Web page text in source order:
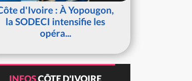
d'Ivoire : À Yopougon,
la SODECI intensifie les
opéra...
INFOSCÔTE D'IVOIRE